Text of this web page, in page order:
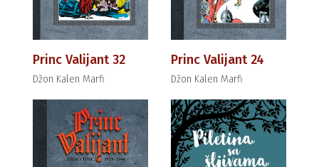
Princ Valijant 32
Džon Kalen Marfi
Princ Valijant 24
Džon Kalen Marfi